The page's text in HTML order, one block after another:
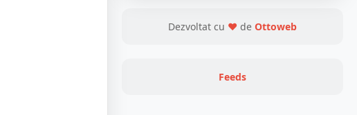
Dezvoltat cu ❤ de Ottoweb
Feeds